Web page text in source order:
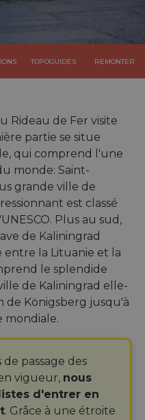
TOPOGUIDES REMONTER
Rideau de Fer visite
partie se situe
qui comprend l'une
monde: Saint-
grande ville de
est classé
Plus au sud,
de Kaliningrad
la Lituanie et la
le splendide
de Kaliningrad elle-
de Königsberg jusqu'à
mondiale.
de passage des
vigueur, nous
d'entrer en
. Grâce à une étroite